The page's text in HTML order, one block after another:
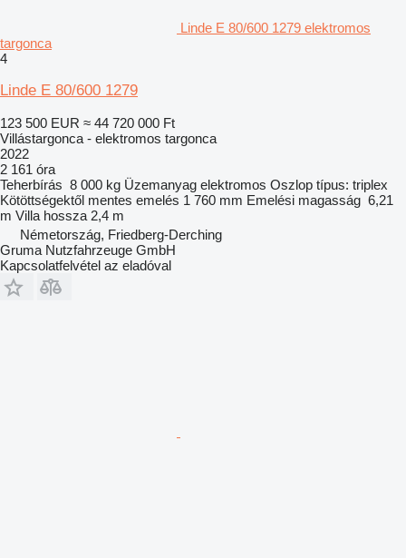
Linde E 80/600 1279 elektromos
targonca
4
Linde E 80/600 1279
123 500 EUR ≈ 44 720 000 Ft
Villástargonca - elektromos targonca
2022
2 161 óra
Teherbírás 8 000 kg Üzemanyag elektromos Oszlop típus: triplex
Kötöttségektől mentes emelés 1 760 mm Emelési magasság 6,21
m Villa hossza 2,4 m
Németország, Friedberg-Derching
Gruma Nutzfahrzeuge GmbH
Kapcsolatfelvétel az eladóval